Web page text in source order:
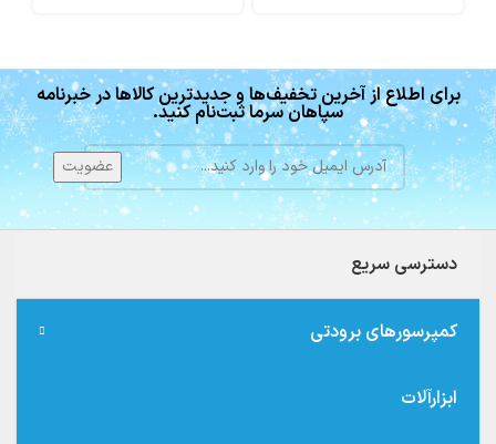
برای اطلاع از آخرین تخفیف‌ها و جدیدترین کالاها در خبرنامه
سپاهان سرما ثبت‌نام کنید.
دسترسی سریع
کمپرسورهای برودتی
ابزارآلات